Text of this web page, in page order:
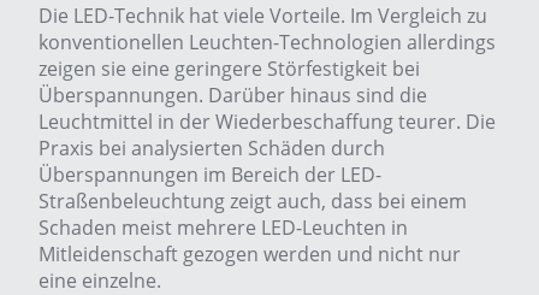
Die LED-Technik hat viele Vorteile. Im Vergleich zu
konventionellen Leuchten-Technologien allerdings
zeigen sie eine geringere Störfestigkeit bei
Überspannungen. Darüber hinaus sind die
Leuchtmittel in der Wiederbeschaffung teurer. Die
Praxis bei analysierten Schäden durch
Überspannungen im Bereich der LED-
Straßenbeleuchtung zeigt auch, dass bei einem
Schaden meist mehrere LED-Leuchten in
Mitleidenschaft gezogen werden und nicht nur
eine einzelne.